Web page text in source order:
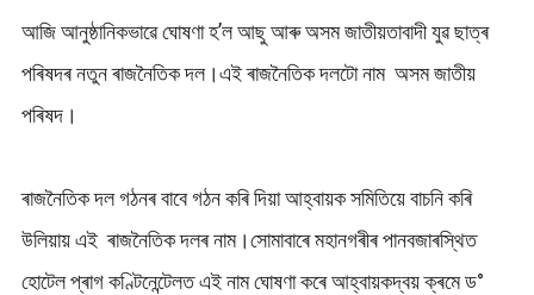
আজি আনুষ্ঠানিকভাৱে ঘোষণা হ’ল আছু আৰু অসম জাতীয়তাবাদী যুৱ ছাত্ৰ
পৰিষদৰ নতুন ৰাজনৈতিক দল।এই ৰাজনৈতিক দলটো নাম অসম জাতীয়
পৰিষদ।
ৰাজনৈতিক দল গঠনৰ বাবে গঠন কৰি দিয়া আহ্বায়ক সমিতিয়ে বাচনি কৰি
উলিয়ায় এই ৰাজনৈতিক দলৰ নাম।সোমাবাৰে মহানগৰীৰ পানবজাৰস্থিত
হোটেল প্ৰাগ কণ্টিনেন্টেলত এই নাম ঘোষণা কৰে আহ্বায়কদ্বয় ক্ৰমে ড°